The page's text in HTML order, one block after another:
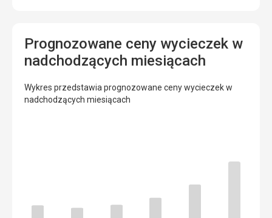
Prognozowane ceny wycieczek w
nadchodzących miesiącach
Wykres przedstawia prognozowane ceny wycieczek w
nadchodzących miesiącach